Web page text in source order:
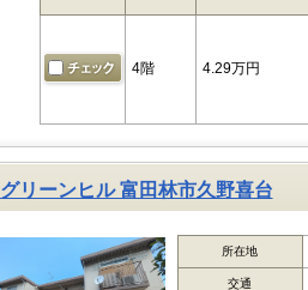
4階 4.29万円
グリーンヒル 富田林市久野喜台
所在地
交通